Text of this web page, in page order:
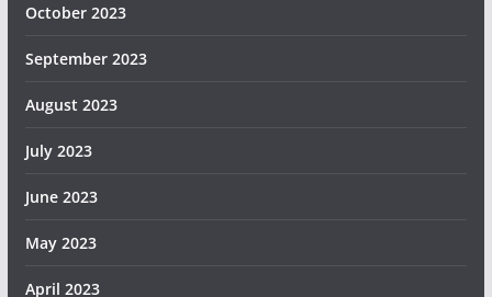
October 2023
September 2023
August 2023
July 2023
June 2023
May 2023
April 2023